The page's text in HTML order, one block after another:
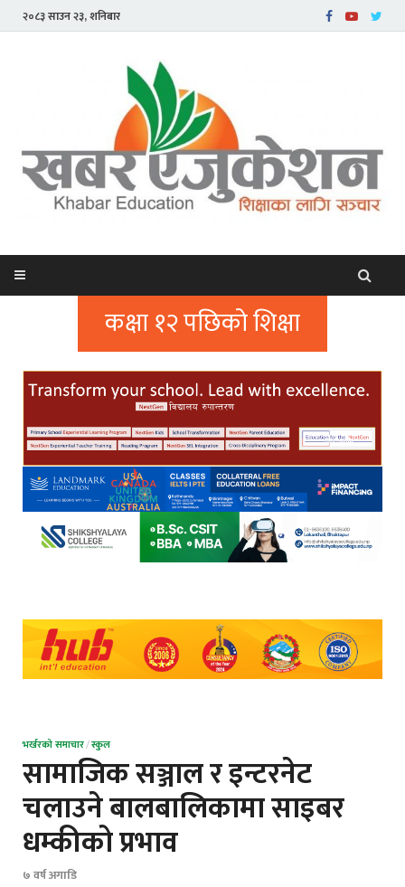
२०८३ साउन २३, शनिबार
कक्षा १२ पछिको शिक्षा
भर्खरको समाचार/स्कुल
सामाजिक सञ्जाल र इन्टरनेट
चलाउने बालबालिकामा साइबर
धम्कीको प्रभाव
७ वर्ष अगाडि